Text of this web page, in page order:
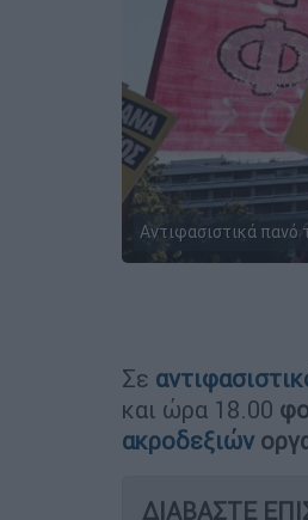
Αντιφασιστικά
Σε
και ώρα 18.00
ακροδεξιών
ΔΙΑΒΑΣΤΕ